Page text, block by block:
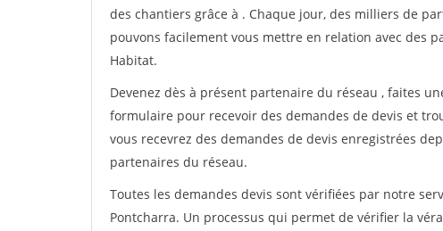
des chantiers grâce à . Chaque jour, des milliers de
pouvons facilement vous mettre en relation avec des
Habitat.
Devenez dès à présent partenaire du réseau , faites
formulaire pour recevoir des demandes de devis et
vous recevrez des demandes de devis enregistrées
partenaires du réseau.
Toutes les demandes devis sont vérifiées par notre
Pontcharra. Un processus qui permet de vérifier la